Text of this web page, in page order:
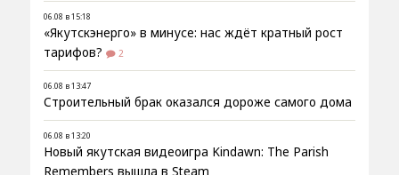
06.08 в 15:18
«Якутскэнерго» в минусе: нас ждёт кратный рост
тарифов?
2
06.08 в 13:47
Строительный брак оказался дороже самого дома
06.08 в 13:20
Новый якутская видеоигра Kindawn: The Parish
Remembers вышла в Steam